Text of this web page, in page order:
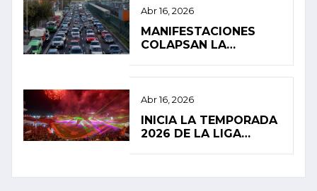
GOLFO DE MÉXICO
Abr 16, 2026
MANIFESTACIONES
COLAPSAN LA
Abr 16, 2026
INICIA LA TEMPORADA
2026 DE LA LIGA
EXPECTATIVAS